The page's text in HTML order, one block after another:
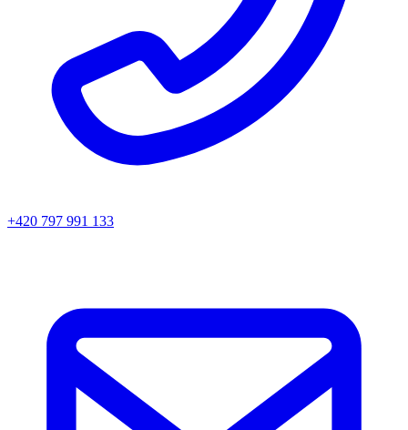
+420 797 991 133